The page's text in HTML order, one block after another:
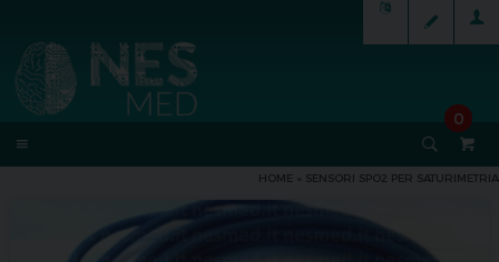
0
HOME SENSORI SPO2 PER SATURIMETRIA